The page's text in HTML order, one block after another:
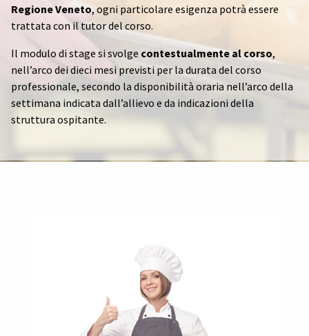
Regione Veneto, ogni particolare esigenza potrà essere
trattata con il tutor del corso.
Il modulo di stage si svolge contestualmente al corso,
nell’arco dei dieci mesi previsti per la durata del corso
professionale, secondo la disponibilità oraria nell’arco della
settimana indicata dall’allievo e da indicazioni della
struttura ospitante.